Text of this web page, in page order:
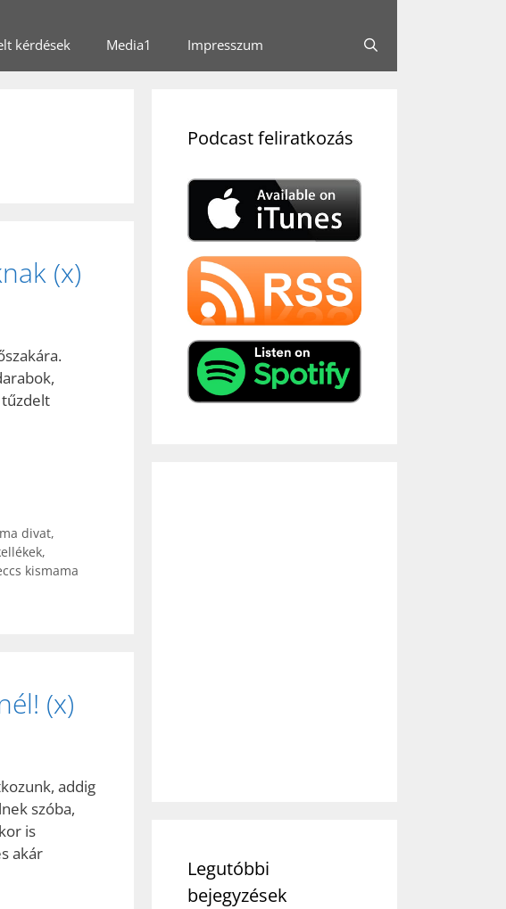
kérdések Media1 Impresszum
(x)
divat,
,
kismama
(x)
addig
szóba,
is
akár
Podcast feliratkozás
Legutóbbi
bejegyzések